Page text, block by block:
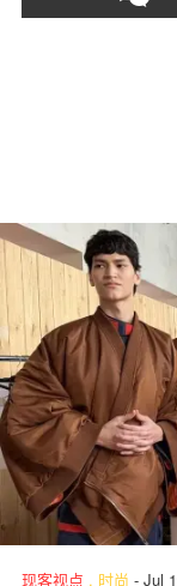
现客视点 . 时尚 - Jul